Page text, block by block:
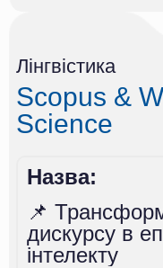
Лінгвістика
Scopus &
Science
Назва:
📌
дискурсу в
інтелекту